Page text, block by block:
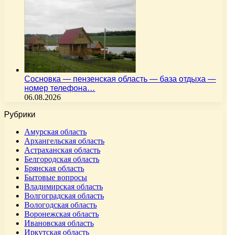
Сосновка — пензенская область — база отдыха —
номер телефона…
06.08.2026
Рубрики
Амурская область
Архангельская область
Астраханская область
Белгородская область
Брянская область
Бытовые вопросы
Владимирская область
Волгоградская область
Вологодская область
Воронежская область
Ивановская область
Иркутская область